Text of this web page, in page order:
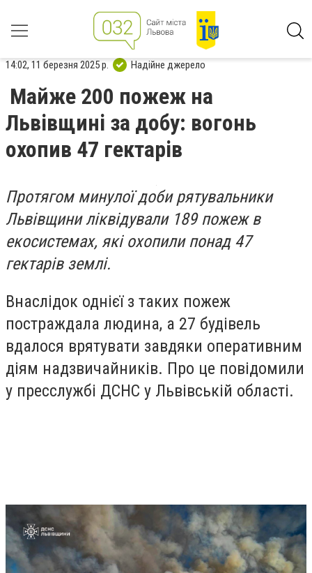
14:02, 11 березня 2025 р. Надійне джерело
Майже 200 пожеж на
Львівщині за добу: вогонь
охопив 47 гектарів
Протягом минулої доби рятувальники
Львівщини ліквідували 189 пожеж в
екосистемах, які охопили понад 47
гектарів землі.
Внаслідок однієї з таких пожеж
постраждала людина, а 27 будівель
вдалося врятувати завдяки оперативним
діям надзвичайників. Про це повідомили
у пресслужбі ДСНС у Львівській області.